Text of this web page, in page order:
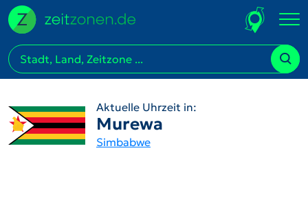
Aktuelle Uhrzeit in:
Murewa
Simbabwe